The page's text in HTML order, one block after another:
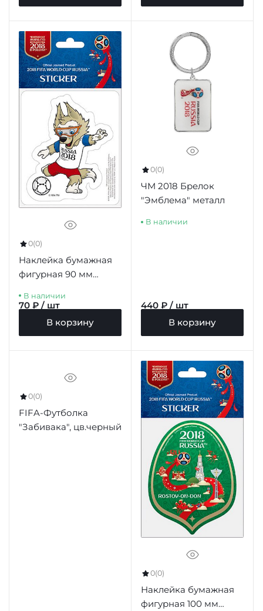
0(0)
Наклейка бумажная
фигурная 90 мм
В наличии
70 ₽ / шт
В корзину
0(0)
ЧМ 2018 Брелок
"Эмблема" металл
В наличии
440 ₽ / шт
В корзину
0(0)
FIFA-Футболка
"Забивака", цв.черный
0(0)
Наклейка бумажная
фигурная 100 мм